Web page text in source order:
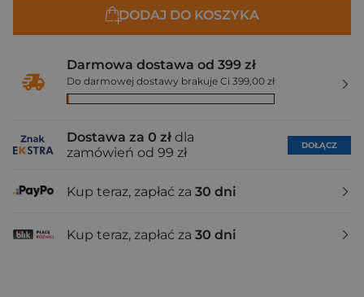
DODAJ DO KOSZYKA
Darmowa dostawa od 399 zł
Do darmowej dostawy brakuje Ci 399,00 zł
Dostawa za 0 zł dla
zamówień od 99 zł
DOŁĄCZ
Kup teraz, zapłać za 30 dni
Kup teraz, zapłać za 30 dni